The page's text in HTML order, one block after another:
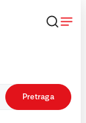
Pretraga